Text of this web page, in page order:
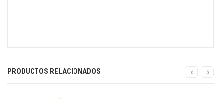
PRODUCTOS RELACIONADOS